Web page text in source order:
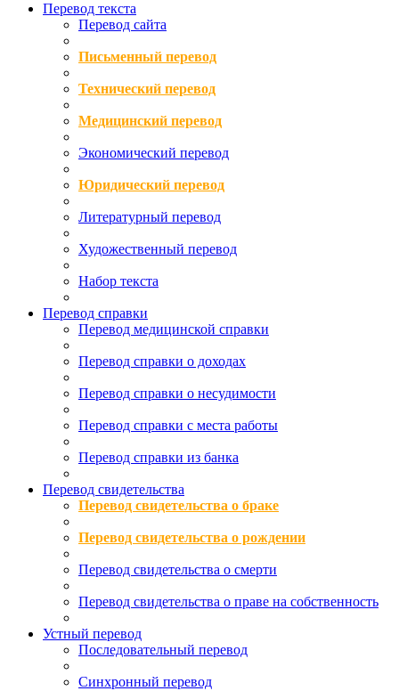
Перевод текста
Перевод сайта
Письменный перевод
Технический перевод
Медицинский перевод
Экономический перевод
Юридический перевод
Литературный перевод
Художественный перевод
Набор текста
Перевод справки
Перевод медицинской справки
Перевод справки о доходах
Перевод справки о несудимости
Перевод справки с места работы
Перевод справки из банка
Перевод свидетельства
Перевод свидетельства о браке
Перевод свидетельства о рождении
Перевод свидетельства о смерти
Перевод свидетельства о праве на собственность
Устный перевод
Последовательный перевод
Синхронный перевод